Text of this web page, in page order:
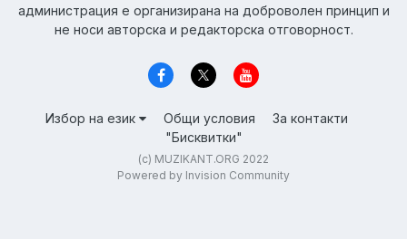
администрация е организирана на доброволен принцип и
не носи авторска и редакторска отговорност.
Избор на език Общи условия
За контакти
"Бисквитки"
(c) MUZIKANT.ORG 2022
Powered by Invision Community